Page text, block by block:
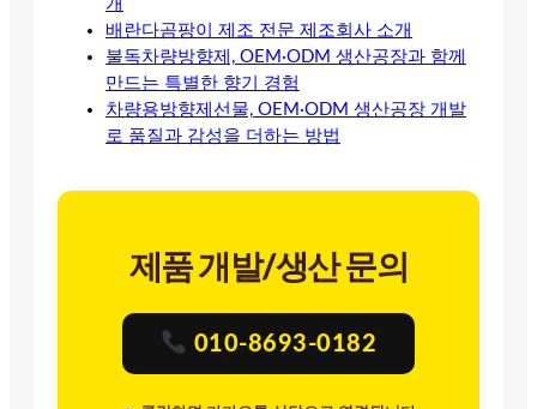
개
배란다곰팡이 제조 전문 제조회사 소개
불독차량방향제, OEM·ODM 생산공장과 함께
만드는 특별한 향기 경험
차량용방향제선물, OEM·ODM 생산공장 개발
로 품질과 감성을 더하는 방법
제품 개발/생산 문의
010-8693-0182